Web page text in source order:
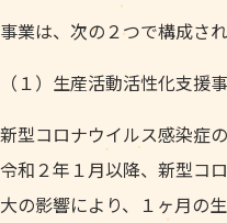
事業は、次の２つで構成され
（１）生産活動活性化支援
新型コロナウイルス感染症
令和２年１月以降、新型コ
大の影響により、１ヶ月の